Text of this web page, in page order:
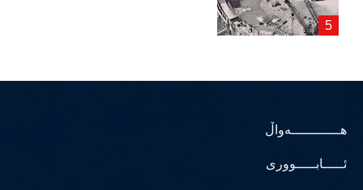
هــــــــــــەواڵ
ئـــــابـــــووری